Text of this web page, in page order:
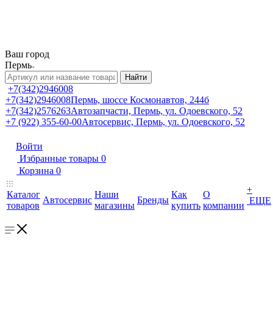
Ваш город
Пермь
Найти
+7(342)2946008
+7(342)2946008Пермь, шоссе Космонавтов, 244б
+7(342)2576263Автозапчасти, Пермь, ул. Одоевского, 52
+7 (922) 355-60-00Автосервис, Пермь, ул. Одоевского, 52
Войти
Избранные товары 0
Корзина 0
Каталог
товаров
Автосервис
Наши
магазины
Бренды
Как
купить
О
компании
+
ЕЩЕ